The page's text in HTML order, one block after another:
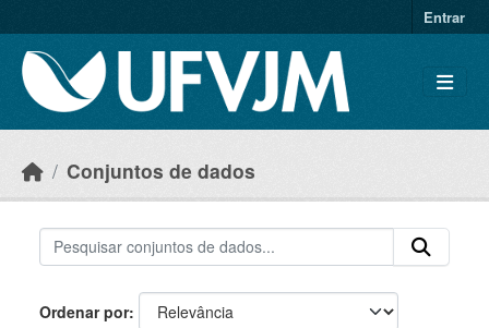
Entrar
Conjuntos de dados
Ordenar por